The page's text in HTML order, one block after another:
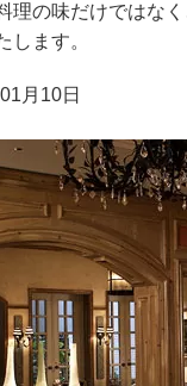
理の味だけではな
します。
月10日